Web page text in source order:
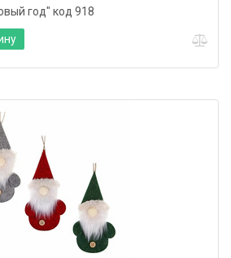
год" код 918